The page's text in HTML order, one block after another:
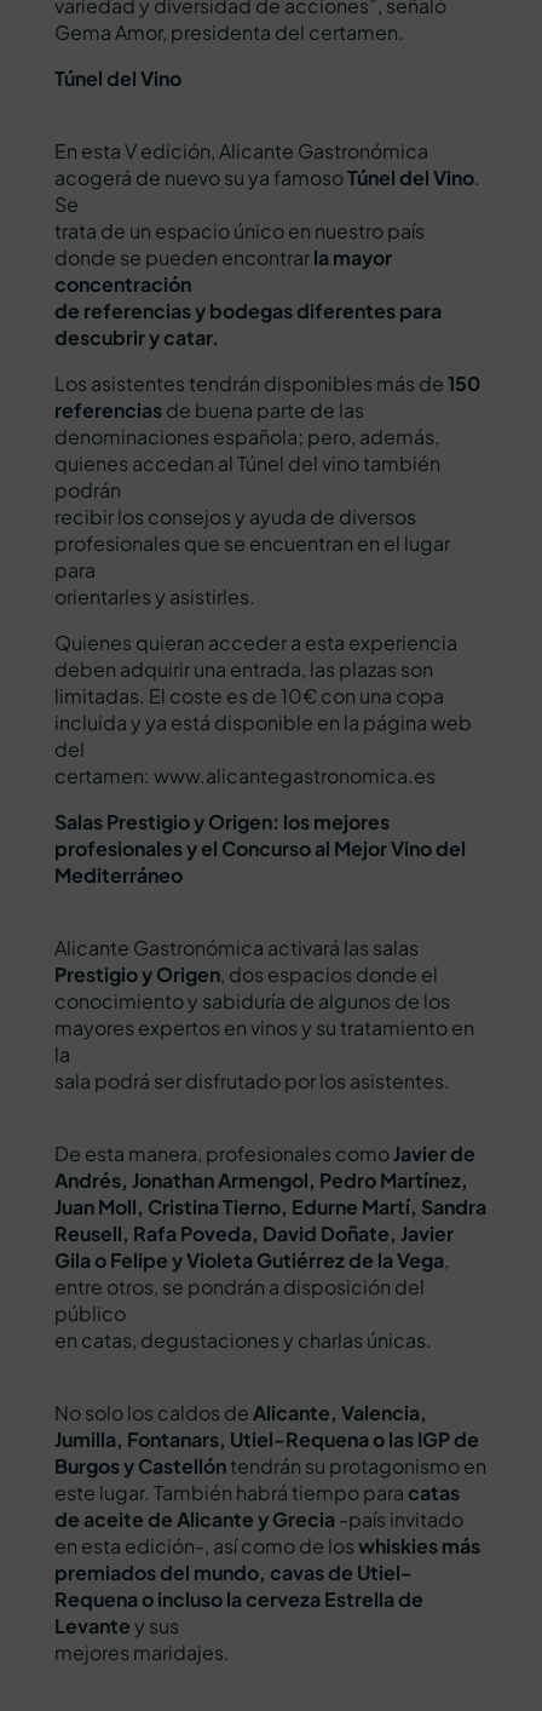
variedad y diversidad de acciones”, señaló
Gema Amor, presidenta del certamen.
Túnel del Vino
En esta V edición, Alicante Gastronómica
acogerá de nuevo su ya famosoTúnel del Vino.
Se
trata de un espacio único en nuestro país
donde se pueden encontrarla mayor
concentración
de referencias y bodegas diferentes para
descubrir y catar.
Los asistentes tendrán disponibles más de150
referenciasde buena parte de las
denominaciones española; pero, además,
quienes accedan al Túnel del vino también
podrán
recibir los consejos y ayuda de diversos
profesionales que se encuentran en el lugar
para
orientarles y asistirles.
Quienes quieran acceder a esta experiencia
deben adquirir una entrada, las plazas son
limitadas. El coste es de 10€ con una copa
incluida y ya está disponible en la página web
del
certamen: www.alicantegastronomica.es
Salas Prestigio y Origen: los mejores
profesionales y el Concurso al Mejor Vino del
Mediterráneo
Alicante Gastronómica activará las salas
Prestigio y Origen, dos espacios donde el
conocimiento y sabiduría de algunos de los
mayores expertos en vinos y su tratamiento en
la
sala podrá ser disfrutado por los asistentes.
De esta manera, profesionales comoJavier de
Andrés, Jonathan Armengol, Pedro Martínez,
Juan Moll, Cristina Tierno, Edurne Martí, Sandra
Reusell, Rafa Poveda, David Doñate, Javier
Gila o Felipe y Violeta Gutiérrez de la Vega,
entre otros, se pondrán a disposición del
público
en catas, degustaciones y charlas únicas.
No solo los caldos de Alicante, Valencia,
Jumilla, Fontanars, Utiel-Requena o las IGP de
Burgos y Castellóntendrán su protagonismo en
este lugar. También habrá tiempo paracatas
de aceite de Alicante y Grecia -país invitado
en esta edición-, así como de loswhiskies más
premiados del mundo, cavas de Utiel-
Requena o incluso la cerveza Estrella de
Levantey sus
mejores maridajes.